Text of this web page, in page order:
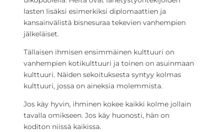
lasten lisäksi esimerkiksi diplomaattien ja
kansainvälistä bisnesuraa tekevien vanhempien
jälkeläiset.
Tällaisen ihmisen ensimmäinen kulttuuri on
vanhempien kotikulttuuri ja toinen on asuinmaan
kulttuuri. Näiden sekoituksesta syntyy kolmas
kulttuuri, jossa on aineksia molemmista.
Jos käy hyvin, ihminen kokee kaikki kolme jollain
tavalla omikseen. Jos käy huonosti, hän on
koditon niissä kaikissa.